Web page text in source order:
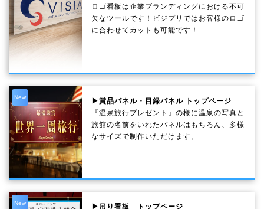
ロゴ看板は企業ブランディングにおける不可
欠なツールです！ビジプリではお客様のロゴ
に合わせてカットも可能です！
New
▶賞品パネル・目録パネル トップページ
『温泉旅行プレゼント』の様に温泉の写真と
旅館の名前をいれたパネルはもちろん、多様
なサイズで制作いただけます。
New
▶吊り看板 トップページ